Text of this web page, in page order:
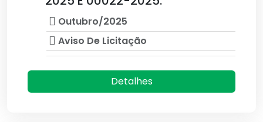
Outubro/2025
Aviso De Licitação
Detalhes